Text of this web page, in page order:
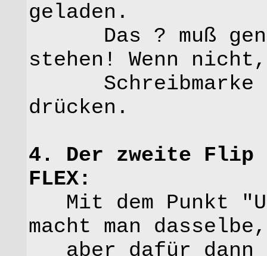
geladen.
Das ? muß
stehen! Wenn
Schreibmarke
drücken.
4. Der zweite Flip
FLEX:
Mit dem Punkt
macht man dasselbe,
aber dafür dann